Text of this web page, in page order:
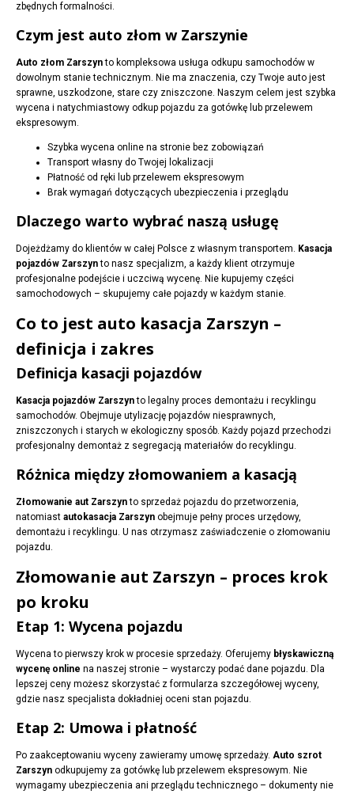
zbędnych formalności.
Czym jest auto złom w Zarszynie
Auto złom Zarszynto kompleksowa usługa odkupu samochodów w
dowolnym stanie technicznym. Nie ma znaczenia, czy Twoje auto jest
sprawne, uszkodzone, stare czy zniszczone. Naszym celem jest szybka
wycena i natychmiastowy odkup pojazdu za gotówkę lub przelewem
ekspresowym.
Szybka wycena online na stronie bez zobowiązań
Transport własny do Twojej lokalizacji
Płatność od ręki lub przelewem ekspresowym
Brak wymagań dotyczących ubezpieczenia i przeglądu
Dlaczego warto wybrać naszą usługę
Dojeżdżamy do klientów w całej Polsce z własnym transportem. Kasacja
pojazdów Zarszynto nasz specjalizm, a każdy klient otrzymuje
profesjonalne podejście i uczciwą wycenę. Nie kupujemy części
samochodowych – skupujemy całe pojazdy w każdym stanie.
Co to jest auto kasacja Zarszyn –
definicja i zakres
Definicja kasacji pojazdów
Kasacja pojazdów Zarszynto legalny proces demontażu i recyklingu
samochodów. Obejmuje utylizację pojazdów niesprawnych,
zniszczonych i starych w ekologiczny sposób. Każdy pojazd przechodzi
profesjonalny demontaż z segregacją materiałów do recyklingu.
Różnica między złomowaniem a kasacją
Złomowanie aut Zarszynto sprzedaż pojazdu do przetworzenia,
natomiast autokasacja Zarszyn obejmuje pełny proces urzędowy,
demontażu i recyklingu. U nas otrzymasz zaświadczenie o złomowaniu
pojazdu.
Złomowanie aut Zarszyn – proces krok
po kroku
Etap 1: Wycena pojazdu
Wycena to pierwszy krok w procesie sprzedaży. Oferujemy błyskawiczną
wycenę online na naszej stronie – wystarczy podać dane pojazdu. Dla
lepszej ceny możesz skorzystać z formularza szczegółowej wyceny,
gdzie nasz specjalista dokładniej oceni stan pojazdu.
Etap 2: Umowa i płatność
Po zaakceptowaniu wyceny zawieramy umowę sprzedaży. Auto szrot
Zarszyn odkupujemy za gotówkę lub przelewem ekspresowym. Nie
wymagamy ubezpieczenia ani przeglądu technicznego – dokumenty nie